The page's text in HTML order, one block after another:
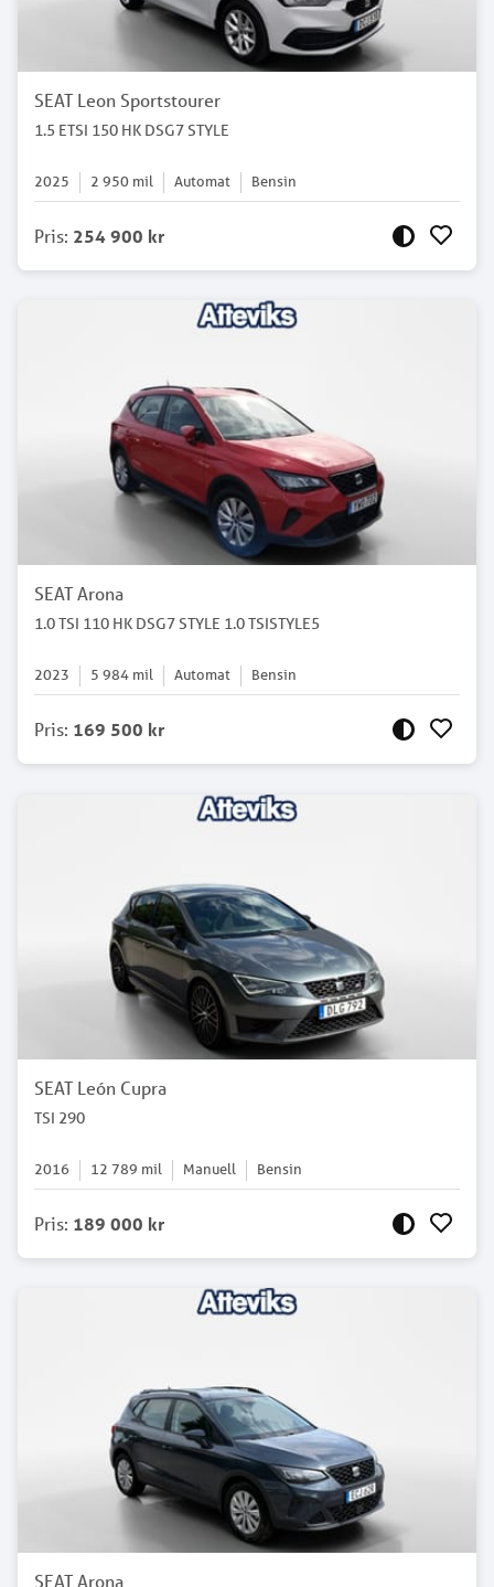
SEAT Leon Sportstourer
1.5 ETSI 150 HK DSG7 STYLE
2025 2 950 mil Automat Bensin
Pris: 254 900 kr
SEAT Arona
1.0 TSI 110 HK DSG7 STYLE 1.0 TSISTYLE5
2023 5 984 mil Automat Bensin
Pris: 169 500 kr
SEAT León Cupra
TSI 290
2016 12 789 mil Manuell Bensin
Pris: 189 000 kr
SEAT Arona